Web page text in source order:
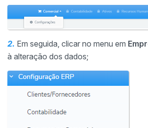
2. Em seguida, clicar no menu em
à alteração dos dados;